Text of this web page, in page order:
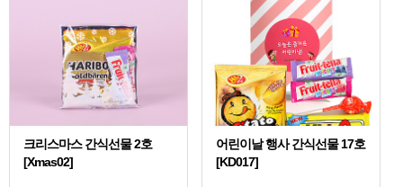
크리스마스 간식선물 2호
[Xmas02]
어린이날 행사 간식선물 17호
[KD017]